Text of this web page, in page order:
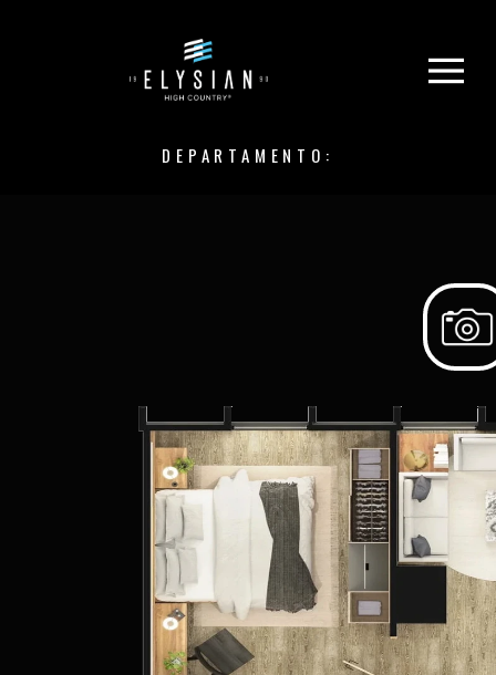
DEPARTAMENTO: